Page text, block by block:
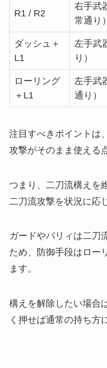
R1 / R2
右手武
常通り）
ダッシュ＋
L1
左手武
り）
ローリング
＋L1
左手武
通り）
注目すべきポイントは
攻撃がそのまま使える
つまり、二刀流構えを
二刀流攻撃を状況に応
ガードやパリィは二刀
ため、防御手段はロー
ます。
構えを解除したい場合
く押せば通常の持ち方